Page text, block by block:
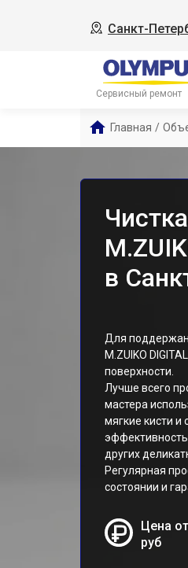
Санкт-
Сервисный ремонт
Главная /
в
Для
M.ZUIKO
поверхности.
Лучше всего
мастера
мягкие кисти и
других
Регулярная
состоянии и
Цена от
руб